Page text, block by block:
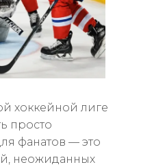
хоккейной лиге
просто
фанатов — это
неожиданных